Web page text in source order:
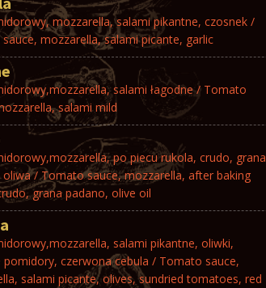
mozzarella, salami pikantne, czosnek /
mozzarella, salami picante, garlic
salami łagodne / Tomato
salami mild
po piecu rukola, crudo, grana
oliwa / Tomato sauce, mozzarella, after baking
grana padano, olive oil
salami pikantne, oliwki,
pomidory, czerwona cebula / Tomato sauce,
salami picante, olives, sundried tomatoes, red